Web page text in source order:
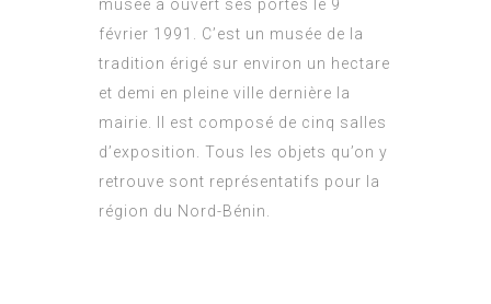
musée a ouvert ses portes le 9
février 1991. C’est un musée de la
tradition érigé sur environ un hectare
et demi en pleine ville dernière la
mairie. Il est composé de cinq salles
d’exposition. Tous les objets qu’on y
retrouve sont représentatifs pour la
région du Nord-Bénin.